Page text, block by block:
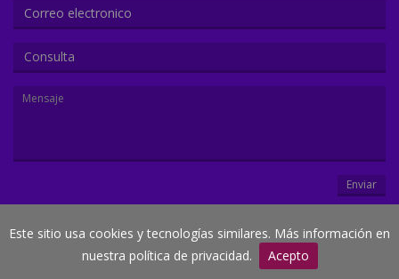
Este sitio usa cookies y tecnologías similares. Más información en
nuestra política de privacidad.
Acepto
Consulta
Enviar
© Paseillo.es
Creado porDuegraffic